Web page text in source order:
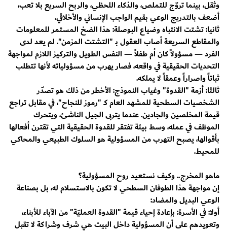
وثقل، بينما تروّج للتملص، والذكاء اللحظي، والربح السريع بلا تعب،
أضعف بالتدريج الوعي بقيم الواجب الإنساني والأخلاقي.
ثانيا: ​تشتت الانتباه وضياع البوصلة: هذا الضخ المستمر للمعلومات
والمقاطع السريعة أصاب العقول بـ "التشتت المزمن". لم يعد لدى
الفرد — مسؤولاً كان أم طفلاً — النفس الطويل والتركيز اللازم لمواجهة
التحديات الحقيقية في واقعه، فصار يهرب من مسؤولياته لأنها تتطلب
ثباتاً واصراراً وعمقاً لا يملكه.
ثالثا: ​أزمة "القدوة" وغياب النموذج: الأخطر من ذلك هو تصدّر
الشخصيات السطحية للمشهد العام كـ "رموز للنجاح"، في مقابل تراجع
قيمة المخلصين والجادين. عندما يتربى الجيل الناشئ، ويتحرك
الموظف في عمله، وسط بيئة تفتقر للقدوة الحقيقية التي تقترن أفعالها
بأقوالها، يصبح التهرب من المسؤولية هو السلوك الطبيعي والمحاكي
للمحيط.
ماهو المخرج.. وكيف نستعيد روح المسؤولية؟
​إن مواجهة هذا الطوفان السطحي لا تكون بالاستسلام له، بل بصناعة
الوعي البديل والمضاد:
أولا: ​في الأسرة: بإعادة إحياء قيمة "القدوة العمليّة" من الآباء للأبناء،
وتعويدهم على أن المسؤولية داخل البيت هي شرف وشراكة لا تقبل